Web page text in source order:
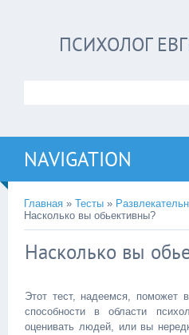
ПСИХОЛОГ
NAVIGATION
Главная » Тесты »
Насколько вы обьективны?
Насколько вы
Этот тест, надеемся, поможет
способности в области
оценивать людей, или вы